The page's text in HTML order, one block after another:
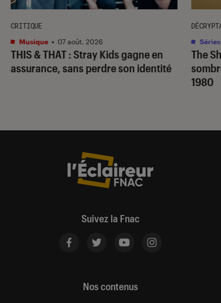
THIS & THAT: Stray Kids gagne en
assurance, sans perdre son identité
CRITIQUE
Musique • 07 août. 2026
The
1980
Séries
Suivez la Fnac
Nos contenus